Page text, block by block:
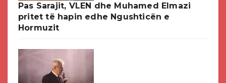
Pas Sarajit, VLEN dhe Muhamed Elmazi
pritet të hapin edhe Ngushticën e
Hormuzit